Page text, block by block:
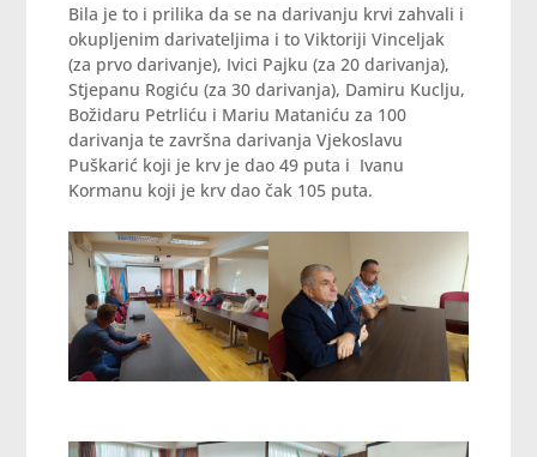
Bila je to i prilika da se na darivanju krvi zahvali i
okupljenim darivateljima i to Viktoriji Vinceljak
(za prvo darivanje), Ivici Pajku (za 20 darivanja),
Stjepanu Rogiću (za 30 darivanja), Damiru Kuclju,
Božidaru Petrliću i Mariu Mataniću za 100
darivanja te završna darivanja Vjekoslavu
Puškarić koji je krv je dao 49 puta i Ivanu
Kormanu koji je krv dao čak 105 puta.